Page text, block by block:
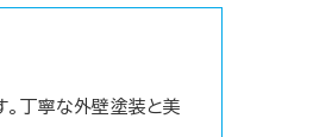
丁寧な外壁塗装と美